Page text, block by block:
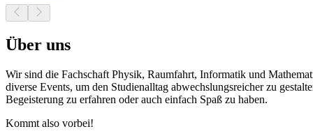
Über uns
Wir sind die Fachschaft Physik, Raumfahrt, Informatik und
diverse Events, um den Studienalltag abwechslungsreicher zu
Begeisterung zu erfahren oder auch einfach Spaß zu haben.
Kommt also vorbei!